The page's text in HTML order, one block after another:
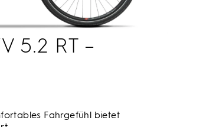
5.2 RT –
Fahrgefühl bietet